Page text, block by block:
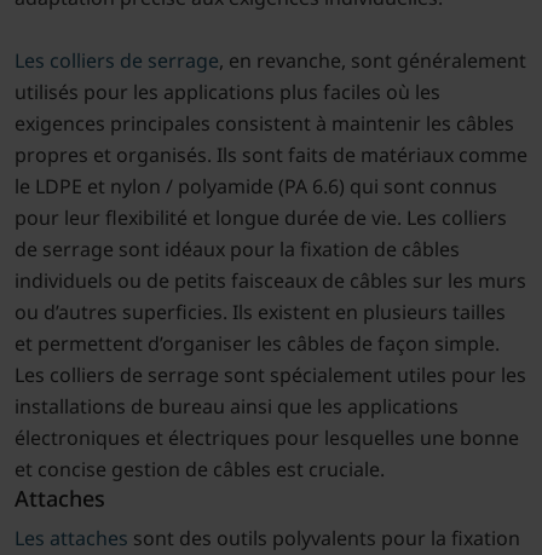
Les colliers de serrage, en revanche, sont généralement
utilisés pour les applications plus faciles où les
exigences principales consistent à maintenir les câbles
propres et organisés. Ils sont faits de matériaux comme
le LDPE et nylon / polyamide (PA 6.6) qui sont connus
pour leur flexibilité et longue durée de vie. Les colliers
de serrage sont idéaux pour la fixation de câbles
individuels ou de petits faisceaux de câbles sur les murs
ou d’autres superficies. Ils existent en plusieurs tailles
et permettent d’organiser les câbles de façon simple.
Les colliers de serrage sont spécialement utiles pour les
installations de bureau ainsi que les applications
électroniques et électriques pour lesquelles une bonne
et concise gestion de câbles est cruciale.
Attaches
Les attaches sont des outils polyvalents pour la fixation